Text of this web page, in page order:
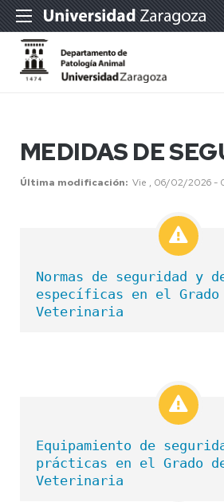
MEDIDAS DE
Última modificación Vie , 06/02/2026 -
Normas de seguridad y
específicas en el Grado
Equipamiento de
prácticas en el Grado
Veterinaria